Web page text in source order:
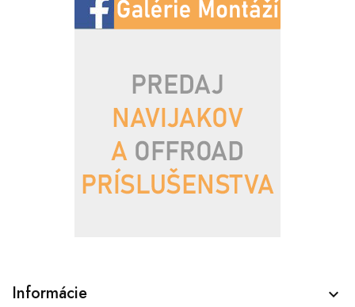
Informácie 